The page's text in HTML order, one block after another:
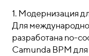
1. Модернизация
Для
разработана no-
Camunda BPM для